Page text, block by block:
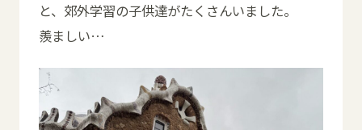
と、郊外学習の子供達がたくさんいました。
羨ましい…